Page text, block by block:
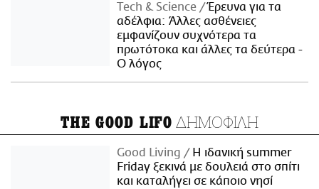
Τech & Science
Έρευνα για τα
αδέλφια: Άλλες ασθένειες
εμφανίζουν συχνότερα τα
πρωτότοκα και άλλες τα δεύτερα -
Ο λόγος
THE GOOD LIFO ΔΗΜΟΦΙΛΗ
Good Living
Η ιδανική summer
Friday ξεκινά με δουλειά στο σπίτι
και καταλήγει σε κάποιο νησί